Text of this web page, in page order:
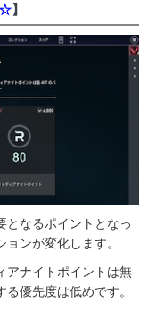
】
となるポイントとなっ
ンが変化します。
アナイトポイントは無
優先度は低めです。